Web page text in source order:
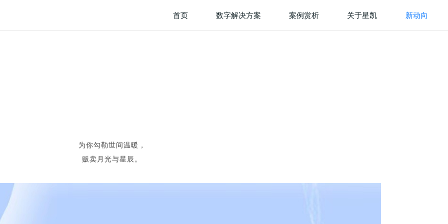
首页 数字解决方案 案例赏析 关于星凯 新动向
为你勾勒世间温暖，
贩卖月光与星辰。